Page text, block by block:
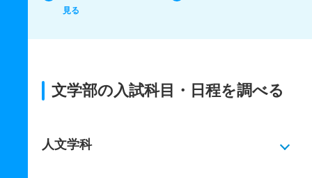
見る
文学部の入試科目・日程を調べる
人文学科